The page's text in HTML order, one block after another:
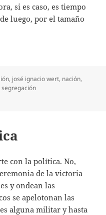
si es caso, es tiempo
luego, por el tamaño
, josé ignacio wert, nación,
segregación
con la política. No,
de la victoria
y ondean las
se apelotonan las
alguna militar y hasta